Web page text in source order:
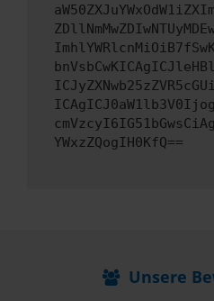
YWxzZQogIH0KfQ==
Unsere